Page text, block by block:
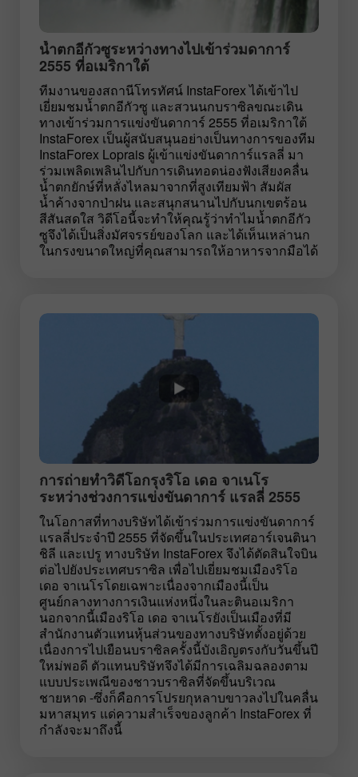
น้ำตกอีกัวซูระหว่างทางไปเข้าร่วมดาการ์
2555 ที่อเมริกาใต้
ทีมงานของสถานีโทรทัศน์ InstaForex ได้เข้าไป
เยี่ยมชมน้ำตกอีกัวซู และสวนนกบราซิลขณะเดิน
ทางเข้าร่วมการแข่งขันดาการ์ 2555 ที่อเมริกาใต้
InstaForex เป็นผู้สนับสนุนอย่างเป็นทางการของทีม
InstaForex Loprais ผู้เข้าแข่งขันดาการ์แรลลี่ มา
ร่วมเพลิดเพลินไปกับการเดินทอดน่องฟังเสียงคลื่น
น้ำตกยักษ์ที่หลั่งไหลมาจากที่สูงเทียมฟ้า สัมผัส
น้ำค้างจากป่าฝน และสนุกสนานไปกับนกเขตร้อน
สีสันสดใส วิดีโอนี้จะทำให้คุณรู้ว่าทำไมน้ำตกอีกัว
ซูจึงได้เป็นสิ่งมัศจรรย์ของโลก และได้เห็นเหล่านก
ในกรงขนาดใหญ่ที่คุณสามารถให้อาหารจากมือได้
การถ่ายทำวิดีโอกรุงริโอ เดอ จาเนโร
ระหว่างช่วงการแข่งขันดาการ์ แรลลี่ 2555
ในโอกาสที่ทางบริษัทได้เข้าร่วมการแข่งขันดาการ์
แรลลี่ประจำปี 2555 ที่จัดขึ้นในประเทศอาร์เจนตินา
ชิลี และเปรู ทางบริษัท InstaForex จึงได้ตัดสินใจบิน
ต่อไปยังประเทศบราซิล เพื่อไปเยี่ยมชมเมืองริโอ
เดอ จาเนโรโดยเฉพาะเนื่องจากเมืองนี้เป็น
ศูนย์กลางทางการเงินแห่งหนึ่งในละตินอเมริกา
นอกจากนี้เมืองริโอ เดอ จาเนโรยังเป็นเมืองที่มี
สำนักงานตัวแทนหุ้นส่วนของทางบริษัทตั้งอยู่ด้วย
เนื่องการไปเยือนบราซิลครั้งนี้บังเอิญตรงกับวันขึ้นปี
ใหม่พอดี ตัวแทนบริษัทจึงได้มีการเฉลิมฉลองตาม
แบบประเพณีของชาวบราซิลที่จัดขึ้นบริเวณ
ชายหาด -ซึ่งก็คือการโปรยกุหลาบขาวลงไปในคลื่น
มหาสมุทร แด่ความสำเร็จของลูกค้า InstaForex ที่
กำลังจะมาถึงนี้